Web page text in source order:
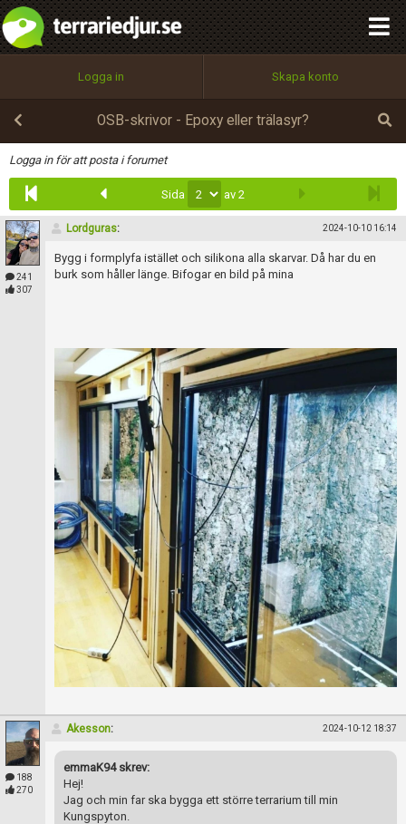
Logga in Skapa konto
OSB-skrivor - Epoxy eller trälasyr?
Logga in för att posta i forumet
Sida av 2
241
307
Lordguras: 2024-10-10 16:14
Bygg i formplyfa istället och silikona alla skarvar. Då har du en
burk som håller länge. Bifogar en bild på mina
188
270
Akesson: 2024-10-12 18:37
emmaK94 skrev:
Hej!
Jag och min far ska bygga ett större terrarium till min
Kungspyton.
Infoga
Utför
100%
OK
integritetspolicy
Namn:
Epost:
Användarnamn:
Lösenord:
Privacy Policy
Terms of Service
Skapa konto
Begär nytt lösenord
Tillbaka till förstasidan